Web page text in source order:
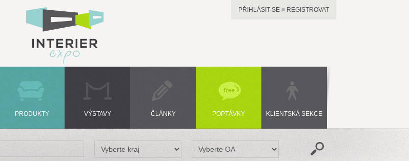
PŘIHLÁSIT SE ■ REGISTROVAT
PRODUKTY VÝSTAVY ČLÁNKY POPTÁVKY KLIENTSKÁ SEKCE